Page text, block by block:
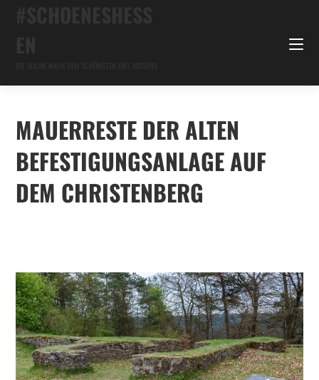
MAUERRESTE DER ALTEN
BEFESTIGUNGSANLAGE AUF
DEM CHRISTENBERG